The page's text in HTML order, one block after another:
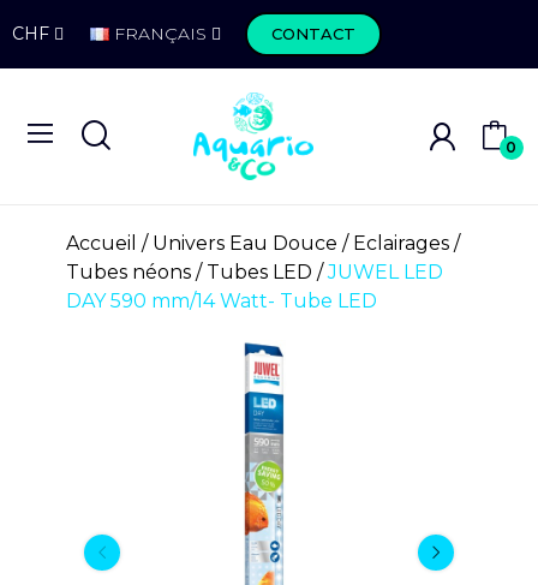
CHF FRANÇAIS CONTACT
0
Accueil Univers Eau Douce
Eclairages
Tubes néons
Tubes LED
JUWEL LED
DAY 590 mm/14 Watt- Tube LED